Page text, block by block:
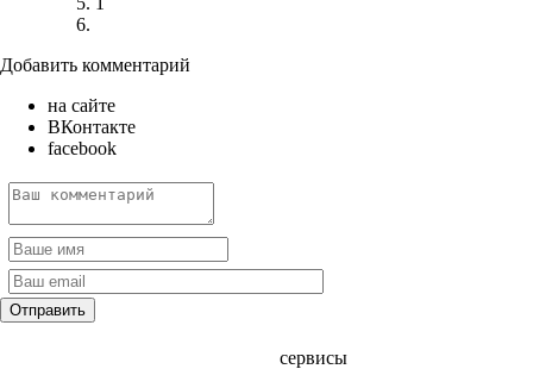
Добавить комментарий
на сайте
ВКонтакте
facebook
сервисы